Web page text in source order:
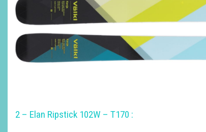
2 – Elan Ripstick 102W – T170 :